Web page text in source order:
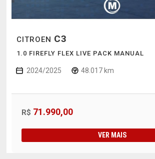
CITROEN C3
1.0 FIREFLY FLEX LIVE PACK MANUAL
2024/2025 48.017 km
R$ 71.990,00
VER MAIS